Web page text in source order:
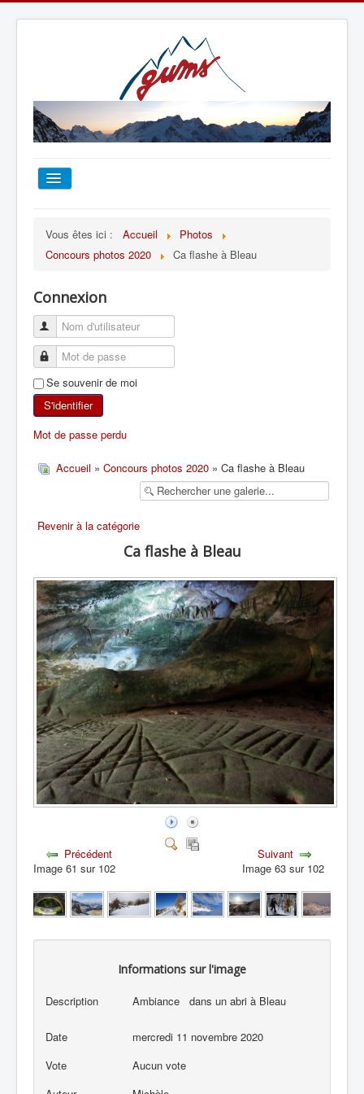
TOUT SUR LE GUMS
ESCALADE
ALPINISME
SKI DE RANDONNÉE
RANDONNÉE SPORTIVE
Vous êtes ici : Accueil
Photos
Concours photos 2020
Ca flashe à Bleau
Connexion
Se souvenir de moi
S'identifier
Mot de passe perdu
Accueil » Concours photos 2020 » Ca flashe à Bleau
Revenir à la catégorie
Ca flashe à Bleau
Précédent
Image 61 sur 102
Suivant
Image 63 sur 102
Informations sur l'image
Description Ambiance dans un abri à Bleau
Date
mercredi 11 novembre 2020
Vote
Aucun vote